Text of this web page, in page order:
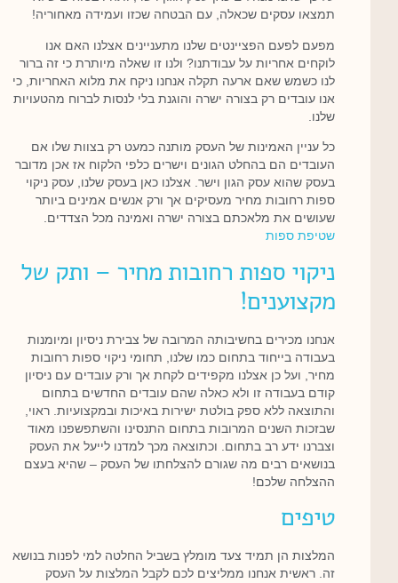
תמצאו עסקים שכאלה, עם הבטחה שכזו ועמידה מאחוריה!
מפעם לפעם הפציינטים שלנו מתעניינים אצלנו האם אנו
לוקחים אחריות על עבודתנו? ולנו זו שאלה מיותרת כי זה ברור
לנו כשמש שאם ארעה תקלה אנחנו ניקח את מלוא האחריות, כי
אנו עובדים רק בצורה ישרה והוגנת בלי לנסות לברוח מהטעויות
שלנו.
כל עניין האמינות של העסק מותנה כמעט רק בצוות שלו אם
העובדים הם בהחלט הגונים וישרים כלפי הלקוח אז אכן מדובר
בעסק שהוא עסק הגון וישר. אצלנו כאן בעסק שלנו, עסק ניקוי
ספות רחובות מחיר מעסיקים אך ורק אנשים אמינים ביותר
שעושים את מלאכתם בצורה ישרה ואמינה מכל הצדדים.
שטיפת ספות
ניקוי ספות רחובות מחיר – ותק של
מקצוענים!
אנחנו מכירים בחשיבותה המרובה של צבירת ניסיון ומיומנות
בעבודה בייחוד בתחום כמו שלנו, תחומי ניקוי ספות רחובות
מחיר, ועל כן אצלנו מקפידים לקחת אך ורק עובדים עם ניסיון
קודם בעבודה זו ולא כאלה שהם עובדים החדשים בתחום
והתוצאה ללא ספק בולטת ישירות באיכות ובמקצועיות. ראוי,
שבזכות השנים המרובות בתחום התנסינו והשתפשפנו מאוד
וצברנו ידע רב בתחום. וכתוצאה מכך למדנו לייעל את העסק
בנושאים רבים מה שגורם להצלחתו של העסק – שהיא בעצם
ההצלחה שלכם!
טיפים
המלצות הן תמיד צעד מומלץ בשביל החלטה למי לפנות בנושא
זה. ראשית אנחנו ממליצים לכם לקבל המלצות על העסק